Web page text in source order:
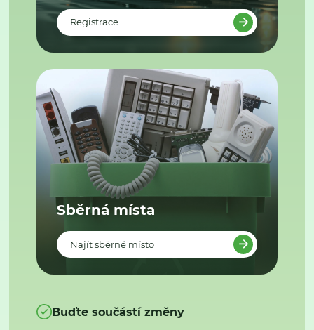
Registrace
Sběrná místa
Najít sběrné místo
Buďte součástí změny